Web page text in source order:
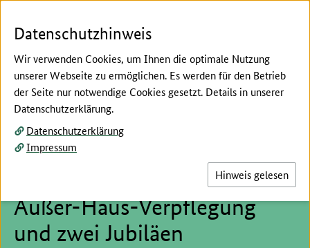
Hier beginnt der Hauptinhalt dieser Seite
Die BLE auf der BIOFACH
2026 –
Wertschöpfungsketten,
Außer-Haus-Verpflegung
und zwei Jubiläen
Datenschutzhinweis
Wir verwenden Cookies, um Ihnen die optimale Nutzung
unserer Webseite zu ermöglichen. Es werden für den Betrieb
der Seite nur notwendige Cookies gesetzt. Details in unserer
Datenschutzerklärung.
Datenschutzerklärung
Impressum
Hinweis gelesen